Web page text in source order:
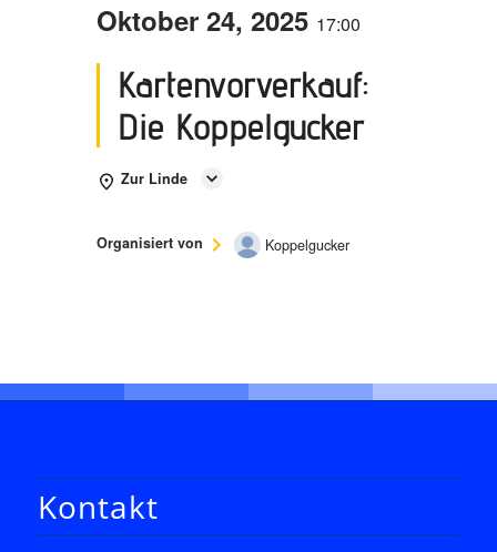
Oktober 24, 2025 17:00
Kartenvorverkauf:
Die Koppelgucker
Zur Linde
Organisiert von Koppelgucker
Kontakt